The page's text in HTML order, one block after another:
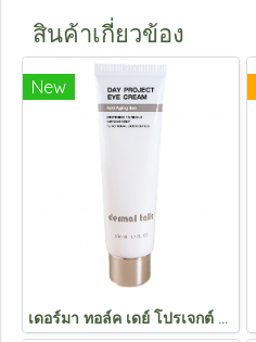
สินค้าเกี่ยวข้อง
New
เดอร์มา ทอล์ค เดย์ โปรเจกต์ อายครีม